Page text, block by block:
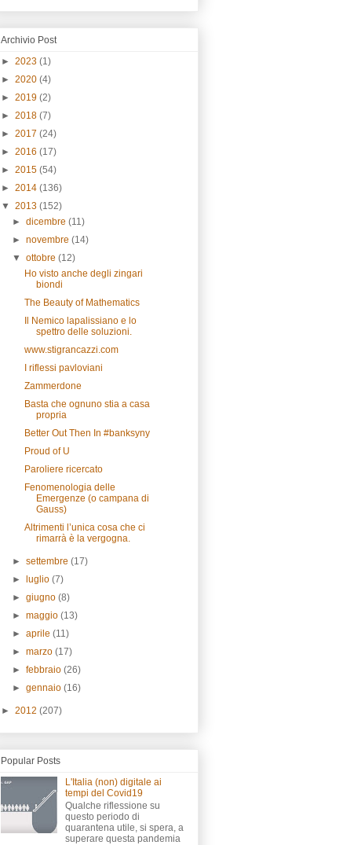
Archivio Post
► 2023 (1)
► 2020 (4)
► 2019 (2)
► 2018 (7)
► 2017 (24)
► 2016 (17)
► 2015 (54)
► 2014 (136)
▼ 2013 (152)
►dicembre(11)
►novembre(14)
▼ottobre(12)
Ho visto anche degli zingari
biondi
The Beauty of Mathematics
Il Nemico lapalissiano e lo
spettro delle soluzioni.
www.stigrancazzi.com
I riflessi pavloviani
Zammerdone
Basta che ognuno stia a casa
propria
Better Out Then In #banksyny
Proud of U
Paroliere ricercato
Fenomenologia delle
Emergenze (o campana di
Gauss)
Altrimenti l’unica cosa che ci
rimarrà è la vergogna.
►settembre(17)
►luglio(7)
►giugno(8)
►maggio(13)
►aprile(11)
►marzo(17)
►febbraio(26)
►gennaio(16)
► 2012 (207)
Popular Posts
L'Italia (non) digitale ai
tempi del Covid19
Qualche riflessione su
questo periodo di
quarantena utile, si spera, a
superare questa pandemia